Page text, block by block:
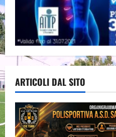
ARTICOLI DAL SITO